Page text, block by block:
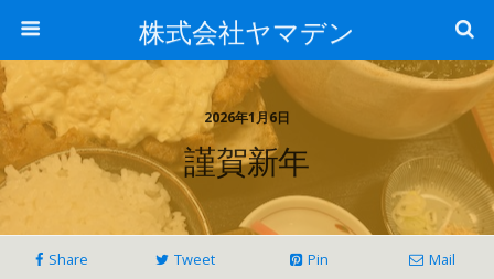
株式会社ヤマデン
2026年1月6日
謹賀新年
Share Tweet Pin Mail